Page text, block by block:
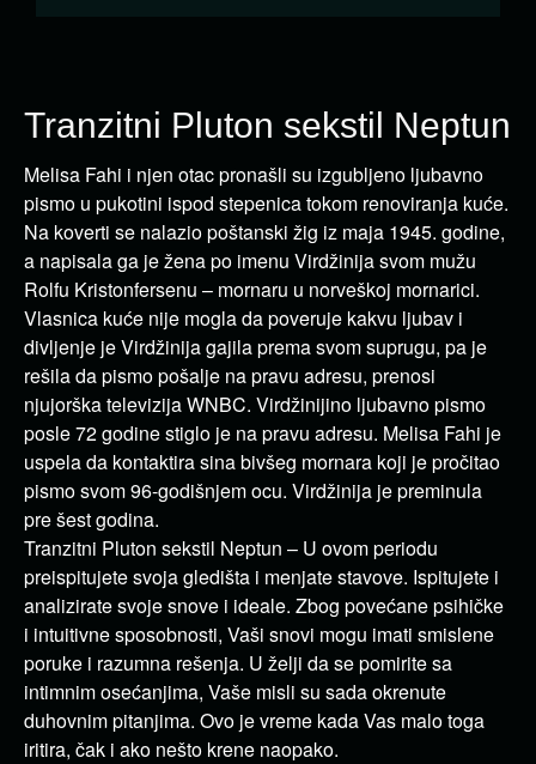
Tranzitni Pluton sekstil Neptun
Melisa Fahi i njen otac pronašli su izgubljeno ljubavno
pismo u pukotini ispod stepenica tokom renoviranja kuće.
Na koverti se nalazio poštanski žig iz maja 1945. godine,
a napisala ga je žena po imenu Virdžinija svom mužu
Rolfu Kristonfersenu – mornaru u norveškoj mornarici.
Vlasnica kuće nije mogla da poveruje kakvu ljubav i
divljenje je Virdžinija gajila prema svom suprugu, pa je
rešila da pismo pošalje na pravu adresu, prenosi
njujorška televizija WNBC. Virdžinijino ljubavno pismo
posle 72 godine stiglo je na pravu adresu. Melisa Fahi je
uspela da kontaktira sina bivšeg mornara koji je pročitao
pismo svom 96-godišnjem ocu. Virdžinija je preminula
pre šest godina.
Tranzitni Pluton sekstil Neptun – U ovom periodu
preispitujete svoja gledišta i menjate stavove. Ispitujete i
analizirate svoje snove i ideale. Zbog povećane psihičke
i intuitivne sposobnosti, Vaši snovi mogu imati smislene
poruke i razumna rešenja. U želji da se pomirite sa
intimnim osećanjima, Vaše misli su sada okrenute
duhovnim pitanjima. Ovo je vreme kada Vas malo toga
iritira, čak i ako nešto krene naopako.